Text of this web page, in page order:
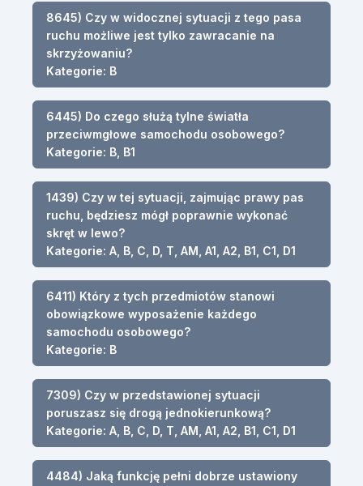
8645) Czy w widocznej sytuacji z tego pasa
ruchu możliwe jest tylko zawracanie na
skrzyżowaniu?
Kategorie: B
6445) Do czego służą tylne światła
przeciwmgłowe samochodu osobowego?
Kategorie: B, B1
1439) Czy w tej sytuacji, zajmując prawy pas
ruchu, będziesz mógł poprawnie wykonać
skręt w lewo?
Kategorie: A, B, C, D, T, AM, A1, A2, B1, C1, D1
6411) Który z tych przedmiotów stanowi
obowiązkowe wyposażenie każdego
samochodu osobowego?
Kategorie: B
7309) Czy w przedstawionej sytuacji
poruszasz się drogą jednokierunkową?
Kategorie: A, B, C, D, T, AM, A1, A2, B1, C1, D1
4484) Jaką funkcję pełni dobrze ustawiony